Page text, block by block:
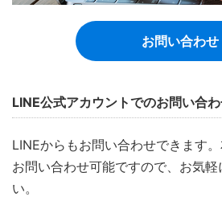
お問い合わせ
LINE公式アカウントでのお問い合
LINEからもお問い合わせできます
お問い合わせ可能ですので、お気
い。